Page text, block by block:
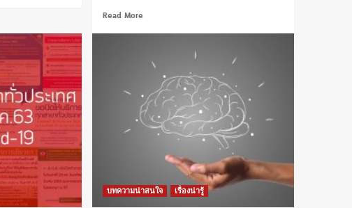
Read MoreRead
ช่วย
ที่
ไม่มี
ราย
สิน
เชื่อ
บทความน่าสนใจ เรื่องน่ารู้